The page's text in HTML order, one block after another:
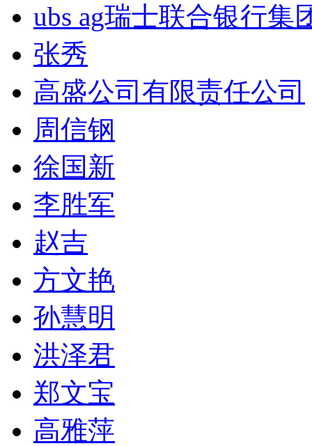
ubs ag瑞士联合银行集
张秀
高盛公司有限责任公司
周信钢
徐国新
李胜军
赵吉
方文艳
孙慧明
洪泽君
郑文宝
高雅萍